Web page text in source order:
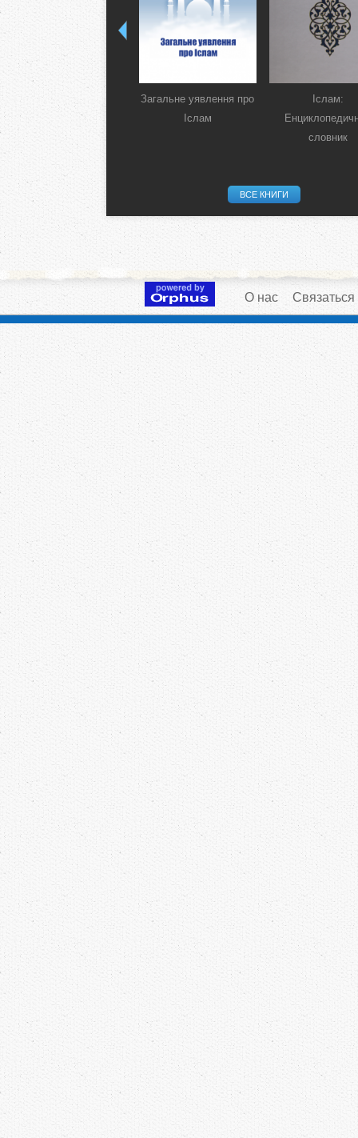
Загальне уявлення про
Іслам
Іслам:
словник
ВСЕ КНИГИ
О нас